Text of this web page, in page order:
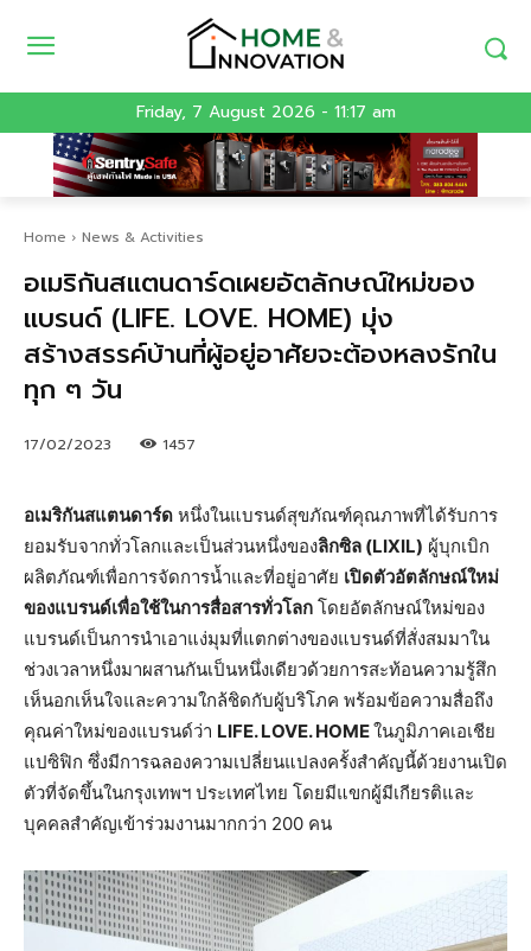
Friday, 7 August 2026 - 11:17 am
Home News & Activities
อเมริกันสแตนดาร์ดเผยอัตลักษณ์ใหม่ของ
แบรนด์ (LIFE. LOVE. HOME) มุ่ง
สร้างสรรค์บ้านที่ผู้อยู่อาศัยจะต้องหลงรักใน
ทุก ๆ วัน
17/02/2023 1457
อเมริกันสแตนดาร์ด หนึ่งในแบรนด์สุขภัณฑ์คุณภาพที่ได้รับการ
ยอมรับจากทั่วโลกและเป็นส่วนหนึ่งของลิกซิล (LIXIL) ผู้บุกเบิก
ผลิตภัณฑ์เพื่อการจัดการน้ำและที่อยู่อาศัย เปิดตัวอัตลักษณ์ใหม่
ของแบรนด์เพื่อใช้ในการสื่อสารทั่วโลก โดยอัตลักษณ์ใหม่ของ
แบรนด์เป็นการนำเอาแง่มุมที่แตกต่างของแบรนด์ที่สั่งสมมาใน
ช่วงเวลาหนึ่งมาผสานกันเป็นหนึ่งเดียวด้วยการสะท้อนความรู้สึก
เห็นอกเห็นใจและความใกล้ชิดกับผู้บริโภค พร้อมข้อความสื่อถึง
คุณค่าใหม่ของแบรนด์ว่า LIFE. LOVE. HOMEในภูมิภาคเอเชีย
แปซิฟิก ซึ่งมีการฉลองความเปลี่ยนแปลงครั้งสำคัญนี้ด้วยงานเปิด
ตัวที่จัดขึ้นในกรุงเทพฯ ประเทศไทย โดยมีแขกผู้มีเกียรติและ
บุคคลสำคัญเข้าร่วมงานมากกว่า 200 คน